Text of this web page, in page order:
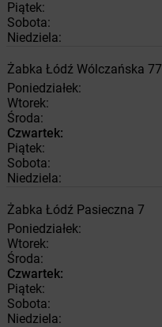
Piątek:
Sobota:
Niedziela:
Żabka Łódź Wólczańska 77
Poniedziałek:
Wtorek:
Środa:
Czwartek:
Piątek:
Sobota:
Niedziela:
Żabka Łódź Pasieczna 7
Poniedziałek:
Wtorek:
Środa:
Czwartek:
Piątek:
Sobota:
Niedziela: